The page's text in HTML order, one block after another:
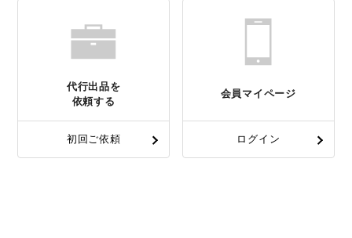
代行出品を
依頼する
初回ご依頼
会員マイページ
ログイン